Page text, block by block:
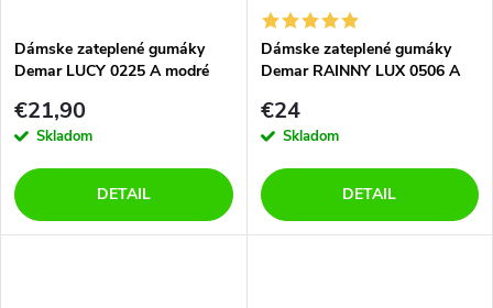
Dámske zateplené gumáky
Demar LUCY 0225 A modré
€21,90
Skladom
DETAIL
Dámske zateplené gumáky
Demar RAINNY LUX 0506 A
€24
Skladom
DETAIL